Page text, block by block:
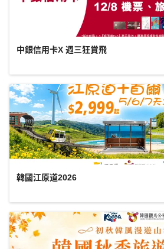
中銀信用卡X 週三狂賞飛
韓國江原道2026